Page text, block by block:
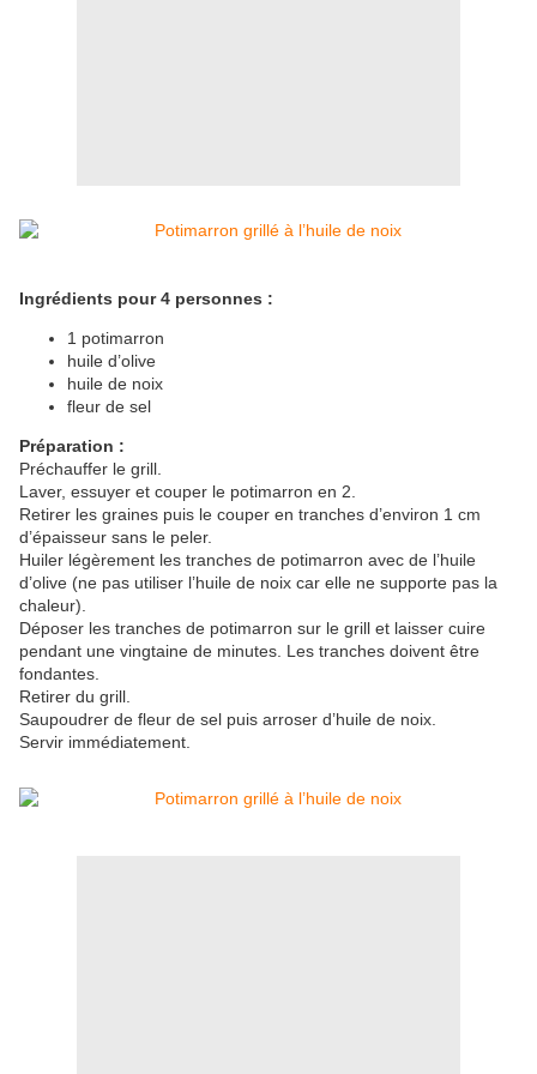
Ingrédients pour 4 personnes :
1 potimarron
huile d’olive
huile de noix
fleur de sel
Préparation :
Préchauffer le grill.
Laver, essuyer et couper le potimarron en 2.
Retirer les graines puis le couper en tranches d’environ 1 cm
d’épaisseur sans le peler.
Huiler légèrement les tranches de potimarron avec de l’huile
d’olive (ne pas utiliser l’huile de noix car elle ne supporte pas la
chaleur).
Déposer les tranches de potimarron sur le grill et laisser cuire
pendant une vingtaine de minutes. Les tranches doivent être
fondantes.
Retirer du grill.
Saupoudrer de fleur de sel puis arroser d’huile de noix.
Servir immédiatement.